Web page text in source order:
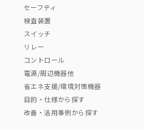
セーフティ
検査装置
スイッチ
リレー
コントロール
電源/周辺機器他
省エネ支援/環境対策機器
目的・仕様から探す
改善・活用事例から探す